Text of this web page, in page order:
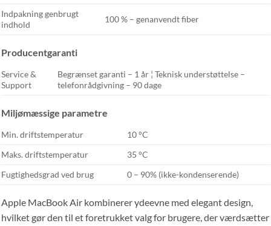
Indpakning genbrugt
indhold
100 % – genanvendt fiber
Producentgaranti
Service &
Support
Begrænset garanti – 1 år ¦ Teknisk understøttelse –
telefonrådgivning – 90 dage
Miljømæssige parametre
Min. driftstemperatur
10 °C
Maks. driftstemperatur
35 °C
Fugtighedsgrad ved brug
0 – 90% (ikke-kondenserende)
Apple MacBook Air kombinerer ydeevne med elegant design,
hvilket gør den til et foretrukket valg for brugere, der værdsætter